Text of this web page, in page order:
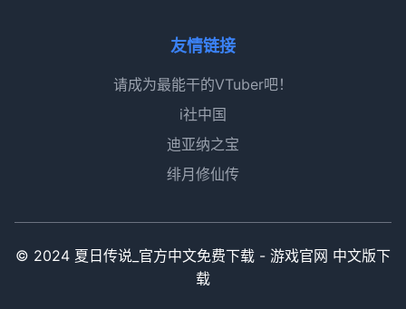
友情链接
请成为最能干的VTuber吧！
i社中国
迪亚纳之宝
绯月修仙传
© 2024 夏日传说_官方中文免费下载 - 游戏官网 中文版下
载